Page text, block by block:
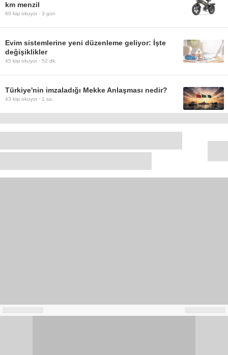
km menzil
60 kişi okuyor · 3 gün
Evim sistemlerine yeni düzenleme geliyor: İşte
değişiklikler
45 kişi okuyor · 52 dk.
Türkiye'nin imzaladığı Mekke Anlaşması nedir?
43 kişi okuyor · 1 sa.